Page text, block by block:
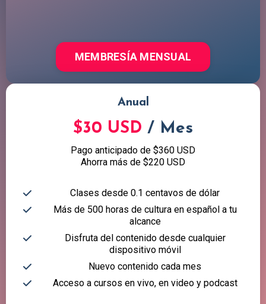
MEMBRESÍA MENSUAL
Anual
$30 USD / Mes
Pago anticipado de $360 USD
Ahorra más de $220 USD
Clases desde 0.1 centavos de dólar
Más de 500 horas de cultura en español a tu
alcance
Disfruta del contenido desde cualquier
dispositivo móvil
Nuevo contenido cada mes
Acceso a cursos en vivo, en video y podcast